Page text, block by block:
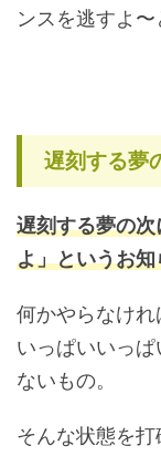
ンスを逃すよ〜
遅刻する夢
遅刻する夢の
よ」というお知
何かやらなけ
いっぱいいっ
ないもの。
そんな状態を